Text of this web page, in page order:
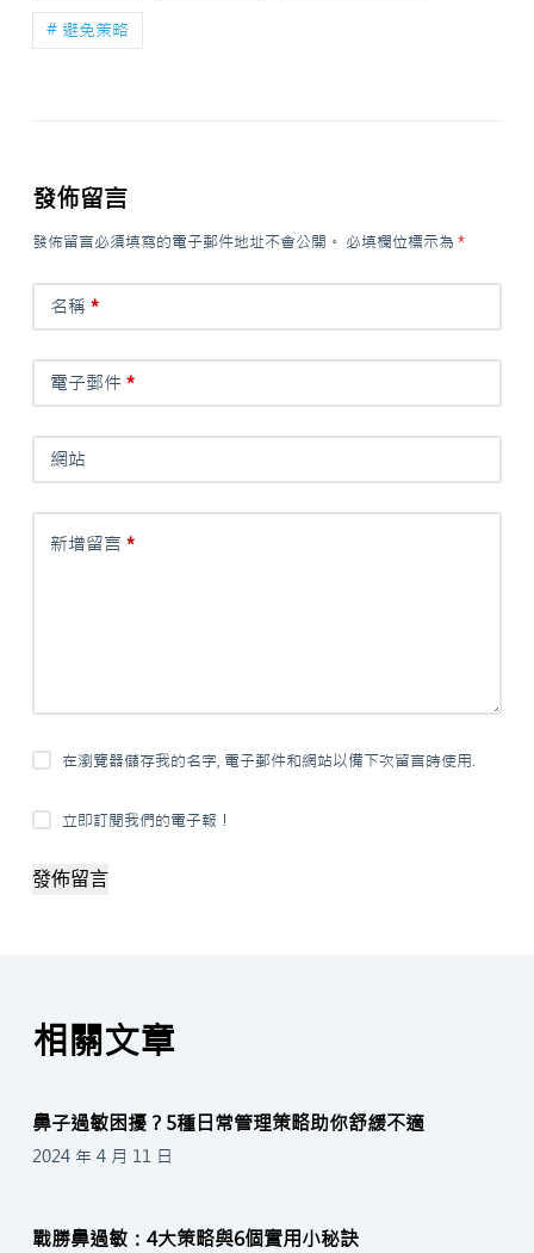
# 避免策略
發佈留言
發佈留言必須填寫的電子郵件地址不會公開。 必填欄位標示為 *
名稱 *
電子郵件*
網站
新增留言 *
在瀏覽器儲存我的名字, 電子郵件和網站以備下次留言時使用.
立即訂閱我們的電子報！
發佈留言
相關文章
鼻子過敏困擾？5種日常管理策略助你舒緩不適
2024 年 4 月 11 日
戰勝鼻過敏：4大策略與6個實用小秘訣